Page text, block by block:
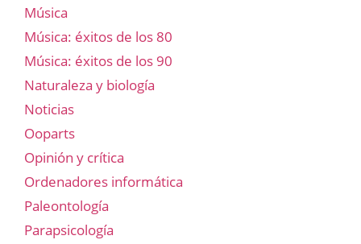
Música
Música: éxitos de los 80
Música: éxitos de los 90
Naturaleza y biología
Noticias
Ooparts
Opinión y crítica
Ordenadores informática
Paleontología
Parapsicología